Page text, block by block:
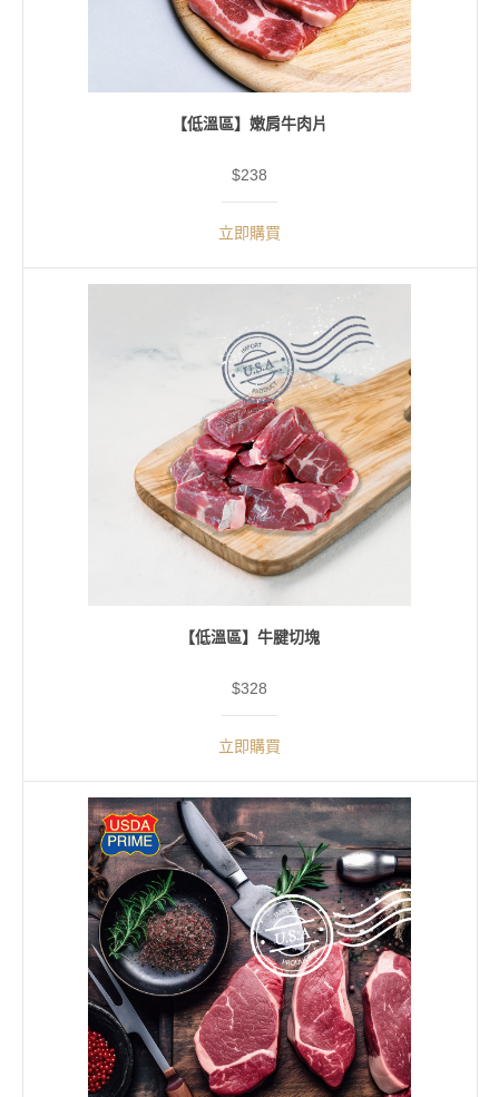
【低溫區】嫩肩牛肉片
$238
立即購買
【低溫區】牛腱切塊
$328
立即購買